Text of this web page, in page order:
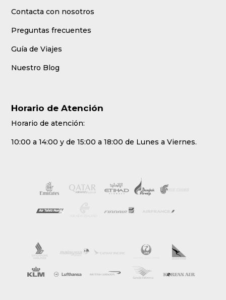
Contacta con nosotros
Preguntas frecuentes
Guía de Viajes
Nuestro Blog
Horario de Atención
Horario de atención:
10:00 a 14:00 y de 15:00 a 18:00 de Lunes a Viernes.